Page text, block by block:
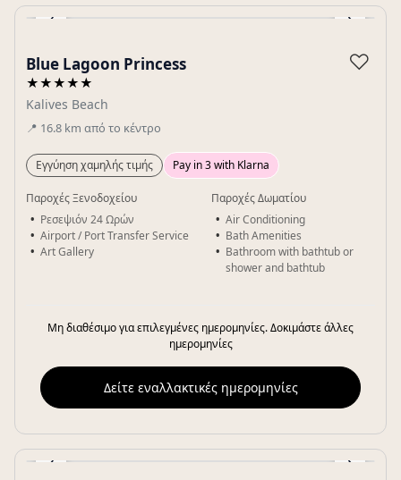
‹ ›
Blue Lagoon Princess
★★★★★
Kalives Beach
📍 16.8 km από το κέντρο
♡
Εγγύηση χαμηλής τιμής Pay in 3 with Klarna
Παροχές Ξενοδοχείου
Ρεσεψιόν 24 Ωρών
Airport / Port Transfer Service
Art Gallery
Παροχές Δωματίου
Air Conditioning
Bath Amenities
Bathroom with bathtub or
shower and bathtub
Μη διαθέσιμο για επιλεγμένες ημερομηνίες. Δοκιμάστε άλλες
ημερομηνίες
Δείτε εναλλακτικές ημερομηνίες
‹ ›